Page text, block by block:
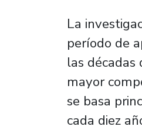
La
período de
las
mayor
se basa
cada diez